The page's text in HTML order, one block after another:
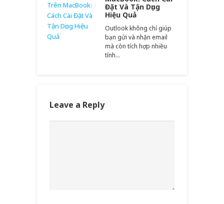
Đặt Và Tận Dụng
Hiệu Quả
Outlook không chỉ giúp
bạn gửi và nhận email
mà còn tích hợp nhiều
tính…
Leave a Reply